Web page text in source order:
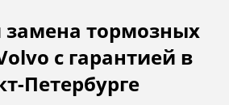
тормозных
с гарантией в
Петербурге